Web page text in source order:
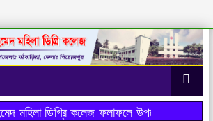
মহিলা ডিগ্রি কলেজ ফলাফলে উপজেলায় ১ম